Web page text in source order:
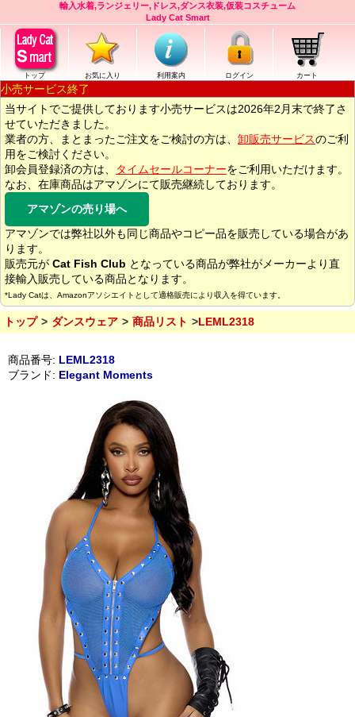
輸入水着,ランジェリー,ドレス,ダンス衣装,仮装コスチューム
Lady Cat Smart
トップ お気に入り 利用案内 ログイン カート
小売サービス終了
当サイトでご提供しております小売サービスは2026年2月末で終了さ
せていただきました。
業者の方、まとまったご注文をご検討の方は、 卸販売サービスのご利
用をご検討ください。
卸会員登録済の方は、
タイムセールコーナーをご利用いただけます。
なお、在庫商品はアマゾンにて販売継続しております。
アマゾンの売り場へ
アマゾンでは弊社以外も同じ商品やコピー品を販売している場合があ
ります。
販売元が Cat Fish Club となっている商品が弊社がメーカーより直
接輸入販売している商品となります。
*Lady Catは、Amazonアソシエイトとして適格販売により収入を得ています。
トップ ダンスウェア 商品リスト LEML2318
商品番号: LEML2318
ブランド: Elegant Moments